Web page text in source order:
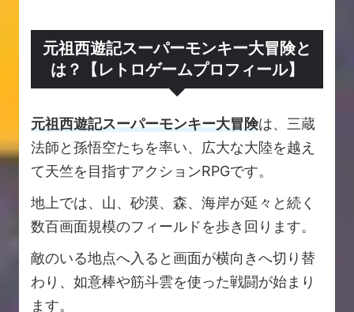
元祖西遊記スーパーモンキー大冒険と
は？【レトロゲームプロフィール】
元祖西遊記スーパーモンキー大冒険は、三蔵
法師と孫悟空たちを率い、広大な大陸を越え
て天竺を目指すアクションRPGです。
地上では、山、砂漠、森、海岸が延々と続く
数百画面規模のフィールドを歩き回ります。
敵のいる地点へ入ると画面が横向きへ切り替
わり、如意棒や筋斗雲を使った戦闘が始まり
ます。